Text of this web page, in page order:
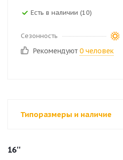
Есть в наличии (10)
Сезонность
Рекомендуют 0 человек
Типоразмеры и наличие
16''